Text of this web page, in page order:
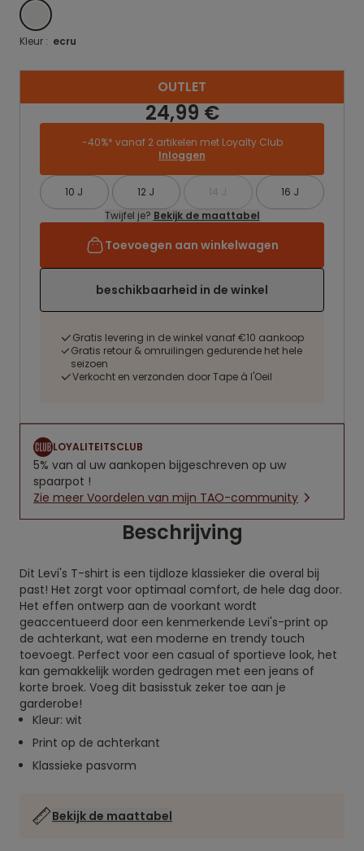
ECRU
Kleur : ecru
OUTLET
24,99 €
-40%* vanaf 2 artikelen met Loyalty Club
Inloggen
10 J 12 J 14 J
16 J
Twijfel je? Bekijk de maattabel
Toevoegen aan winkelwagen
beschikbaarheid in de winkel
Gratis levering in de winkel vanaf €10 aankoop
Gratis retour & omruilingen gedurende het hele
seizoen
Verkocht en verzonden door Tape à l'Oeil
LOYALITEITSCLUB
5% van al uw aankopen bijgeschreven op uw
spaarpot !
Zie meer Voordelen van mijn TAO-community
Beschrijving
Dit Levi's T-shirt is een tijdloze klassieker die overal bij
past! Het zorgt voor optimaal comfort, de hele dag door.
Het effen ontwerp aan de voorkant wordt
geaccentueerd door een kenmerkende Levi's-print op
de achterkant, wat een moderne en trendy touch
toevoegt. Perfect voor een casual of sportieve look, het
kan gemakkelijk worden gedragen met een jeans of
korte broek. Voeg dit basisstuk zeker toe aan je
garderobe!
Kleur: wit
Print op de achterkant
Klassieke pasvorm
Bekijk de maattabel